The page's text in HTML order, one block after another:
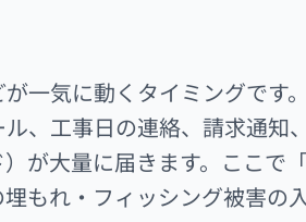
一気に動くタイミングです
、工事日の連絡、請求通知
が大量に届きます。ここで
もれ・フィッシング被害の